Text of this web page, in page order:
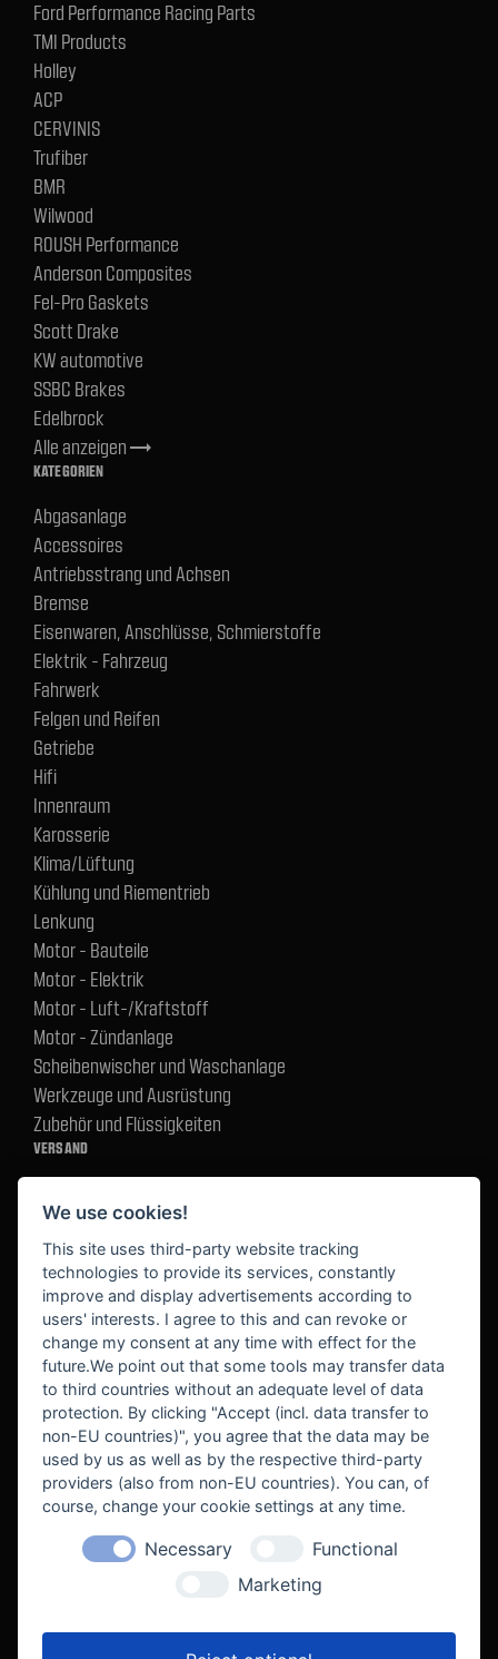
Ford Performance Racing Parts
TMI Products
Holley
ACP
CERVINIS
Trufiber
BMR
Wilwood
ROUSH Performance
Anderson Composites
Fel-Pro Gaskets
Scott Drake
KW automotive
SSBC Brakes
Edelbrock
Alle anzeigentrending_flat
KATEGORIEN
Abgasanlage
Accessoires
Antriebsstrang und Achsen
Bremse
Eisenwaren, Anschlüsse, Schmierstoffe
Elektrik - Fahrzeug
Fahrwerk
Felgen und Reifen
Getriebe
Hifi
Innenraum
Karosserie
Klima/Lüftung
Kühlung und Riementrieb
Lenkung
Motor - Bauteile
Motor - Elektrik
Motor - Luft-/Kraftstoff
Motor - Zündanlage
Scheibenwischer und Waschanlage
Werkzeuge und Ausrüstung
Zubehör und Flüssigkeiten
VERSAND
BEKANNT AUS
We use cookies!
This site uses third-party website tracking
technologies to provide its services, constantly
improve and display advertisements according to
users' interests. I agree to this and can revoke or
change my consent at any time with effect for the
future.We point out that some tools may transfer data
to third countries without an adequate level of data
protection. By clicking "Accept (incl. data transfer to
non-EU countries)", you agree that the data may be
used by us as well as by the respective third-party
providers (also from non-EU countries). You can, of
course, change your cookie settings at any time.
Necessary
Functional
Marketing